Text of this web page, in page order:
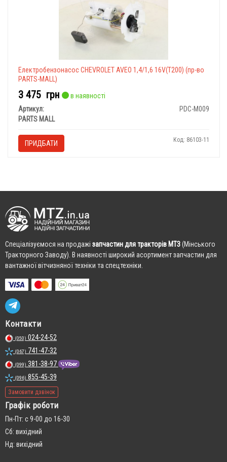
Електробензонасос CHEVROLET AVEO 1,4/1,6 16V(T200) (пр-во
PARTS-MALL)
3 475 грн
в наявності
Артикул:
PDC-M009
PARTS MALL
ПРИДБАТИ Код: 86103-11
Cпеціалізуємося на продажі запчастин для тракторів МТЗ(Мінського
Тракторного Заводу). В наявності широкий асортимент запчастин для
вантажної вітчизняної техніки та спецтехніки.
Контакти
(050) 024-24-52
(067) 741-47-32
(099) 381-38-97
(096) 855-45-39
Замовити дзвінок
Графік роботи
Пн-Пт: с 9-00 до 16-30
Сб: вихідний
Нд: вихідний